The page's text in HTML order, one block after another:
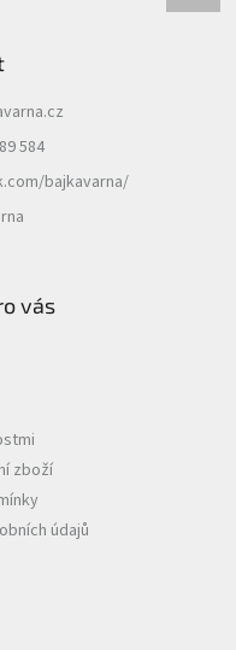
584
bajkavarna/
vás
zboží
údajů